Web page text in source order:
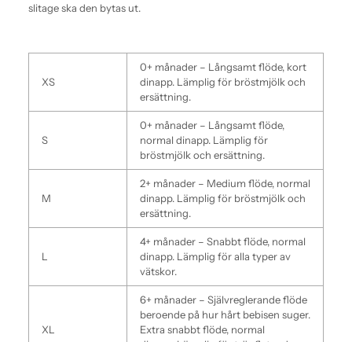
slitage ska den bytas ut.
XS
0+ månader – Långsamt flöde, kort
dinapp. Lämplig för bröstmjölk och
ersättning.
S
0+ månader – Långsamt flöde,
normal dinapp. Lämplig för
bröstmjölk och ersättning.
M
2+ månader – Medium flöde, normal
dinapp. Lämplig för bröstmjölk och
ersättning.
L
4+ månader – Snabbt flöde, normal
dinapp. Lämplig för alla typer av
vätskor.
XL
6+ månader – Självreglerande flöde
beroende på hur hårt bebisen suger.
Extra snabbt flöde, normal